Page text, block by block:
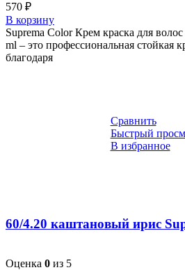
570 ₽
В корзину
Suprema Color Крем краска для
ml – это профессиональная стойкая
благодаря
Сравнить
Быстрый
В избранное
60/4.20 каштановый ирис
Оценка 0 из 5